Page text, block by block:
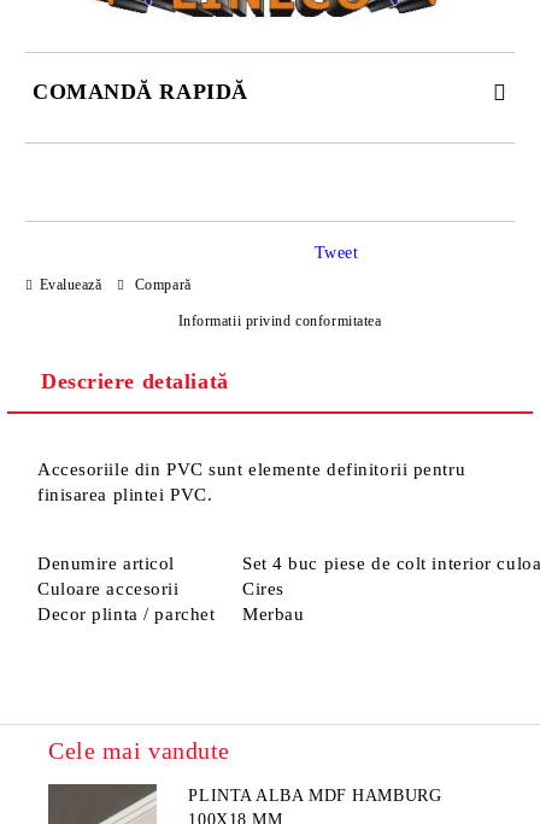
COMANDĂ RAPIDĂ
Sunt de acord cuPolitica de confidentialitate
Noi vă vom contacta pentru finalizarea comenzii.
Evaluează Compară
Informatii privind conformitatea
Tweet
Descriere detaliată
Accesoriile din PVC sunt elemente definitorii pentru
finisarea plintei PVC.
Denumire articol
Set 4 buc piese de colt interior
Culoare accesorii
Cires
Decor plinta / parchet
Merbau
Cele mai vandute
PLINTA ALBA MDF HAMBURG
100X18 MM